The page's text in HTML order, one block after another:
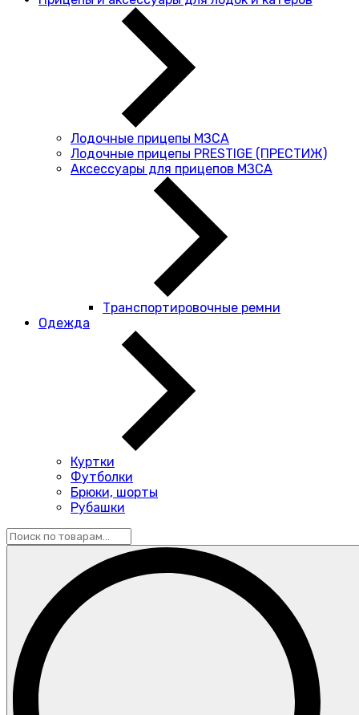
Лодочные прицепы МЗСА
Лодочные прицепы PRESTIGE (ПРЕСТИЖ)
Аксессуары для прицепов МЗСА
Транспортировочные ремни
Одежда
Куртки
Футболки
Брюки, шорты
Рубашки